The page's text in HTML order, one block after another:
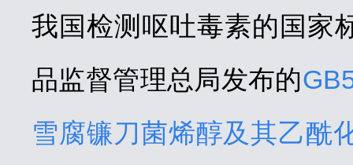
我国检测呕吐毒素的国家
品监督管理总局发布的
雪腐镰刀菌烯醇及其乙酰